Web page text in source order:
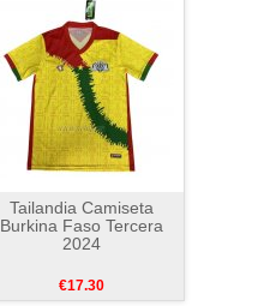
Tailandia Camiseta
Burkina Faso Tercera
2024
€17.30